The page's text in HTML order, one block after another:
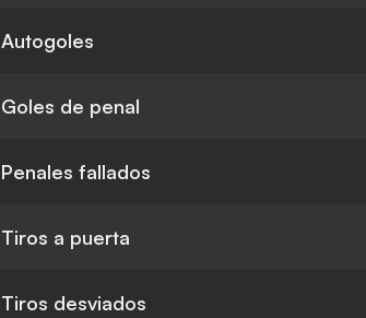
Autogoles
Goles de penal
Penales fallados
Tiros a puerta
Tiros desviados